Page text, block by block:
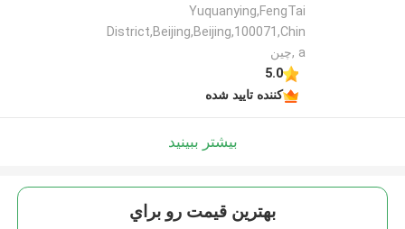
Yuquanying,FengTai
District,Beijing,Beijing,100071,Chin
a ,چین
5.0
کننده تایید شده
بیشتر ببینید
بهترين قيمت رو براي